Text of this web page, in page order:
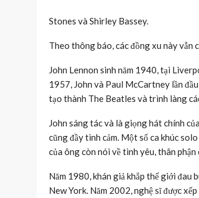
Stones và Shirley Bassey.
Theo thông báo, các đồng xu này vẫn
John Lennon sinh năm 1940, tại
1957, John và Paul McCartney lần
tạo thành The Beatles và trình làng
John sáng tác và là giọng hát chính
cũng đầy tình cảm. Một số ca khúc
của ông còn nói về tình yêu, thân phận
Năm 1980, khán giả khắp thế giới đau
New York. Năm 2002, nghệ sĩ được